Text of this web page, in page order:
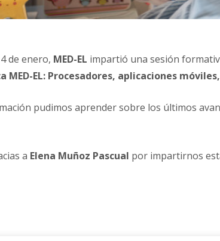
de enero, MED-EL impartió una sesión
MED-EL: Procesadores, aplicaciones
pudimos aprender sobre los últimos
a Elena Muñoz Pascual por impartirnos